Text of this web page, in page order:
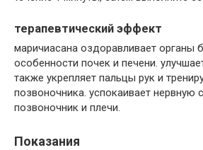
терапевтический эффект
маричиасана оздоравливает органы
особенности почек и печени.
также укрепляет пальцы рук и
позвоночника. успокаивает нервную
позвоночник и плечи.
Показания